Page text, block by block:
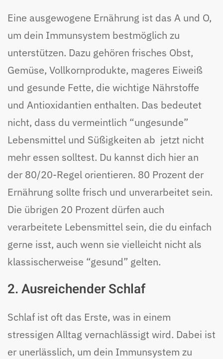
Eine ausgewogene Ernährung ist das A und O,
um dein Immunsystem bestmöglich zu
unterstützen. Dazu gehören frisches Obst,
Gemüse, Vollkornprodukte, mageres Eiweiß
und gesunde Fette, die wichtige Nährstoffe
und Antioxidantien enthalten. Das bedeutet
nicht, dass du vermeintlich “ungesunde”
Lebensmittel und Süßigkeiten ab jetzt nicht
mehr essen solltest. Du kannst dich hier an
der 80/20-Regel orientieren. 80 Prozent der
Ernährung sollte frisch und unverarbeitet sein.
Die übrigen 20 Prozent dürfen auch
verarbeitete Lebensmittel sein, die du einfach
gerne isst, auch wenn sie vielleicht nicht als
klassischerweise “gesund” gelten.
2. Ausreichender Schlaf
Schlaf ist oft das Erste, was in einem
stressigen Alltag vernachlässigt wird. Dabei ist
er unerlässlich, um dein Immunsystem zu